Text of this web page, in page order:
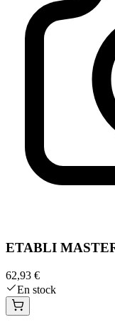
ETABLI
62,93 €
En stock